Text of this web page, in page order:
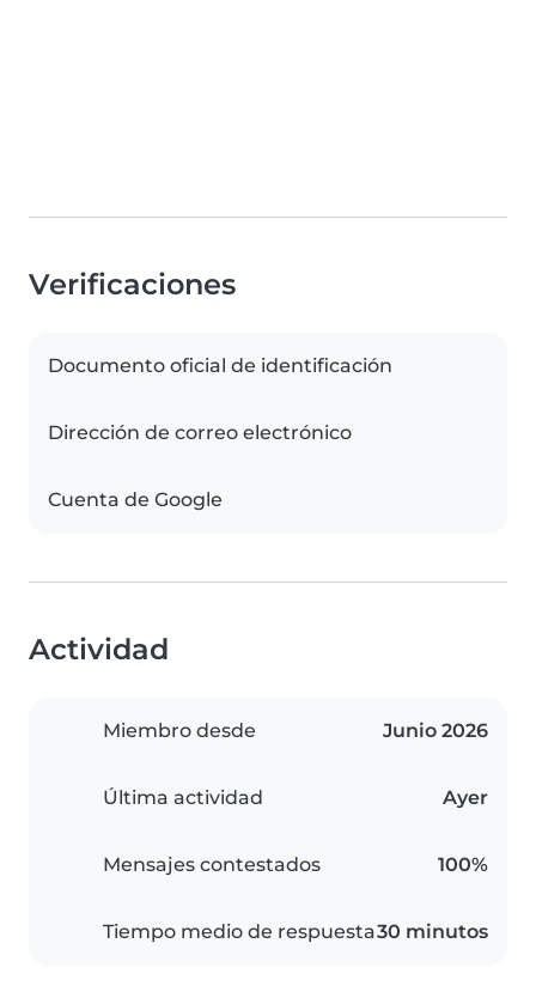
Verificaciones
Documento oficial de identificación
Dirección de correo electrónico
Cuenta de Google
Actividad
Miembro desde Junio 2026
Última actividad Ayer
Mensajes contestados 100%
Tiempo medio de respuesta30 minutos